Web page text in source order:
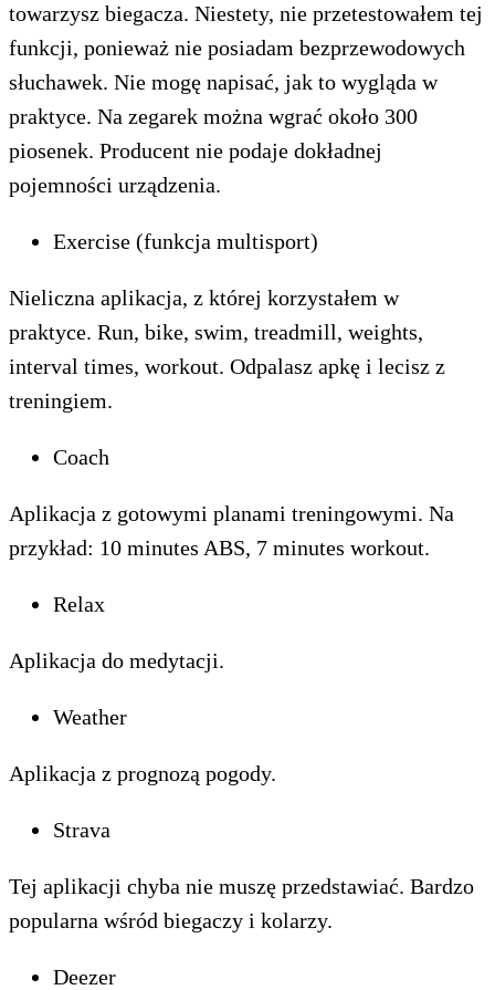
towarzysz biegacza. Niestety, nie przetestowałem tej
funkcji, ponieważ nie posiadam bezprzewodowych
słuchawek. Nie mogę napisać, jak to wygląda w
praktyce. Na zegarek można wgrać około 300
piosenek. Producent nie podaje dokładnej
pojemności urządzenia.
Exercise (funkcja multisport)
Nieliczna aplikacja, z której korzystałem w
praktyce. Run, bike, swim, treadmill, weights,
interval times, workout. Odpalasz apkę i lecisz z
treningiem.
Coach
Aplikacja z gotowymi planami treningowymi. Na
przykład: 10 minutes ABS, 7 minutes workout.
Relax
Aplikacja do medytacji.
Weather
Aplikacja z prognozą pogody.
Strava
Tej aplikacji chyba nie muszę przedstawiać. Bardzo
popularna wśród biegaczy i kolarzy.
Deezer